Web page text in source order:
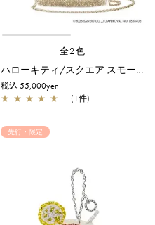
全2色
ハローキティ/スクエア スモール/シルバーゴールド【オンラインストア先行販売カラー】
税込 55,000yen
★ ★ ★ ★ ★ (1件)
先行・限定